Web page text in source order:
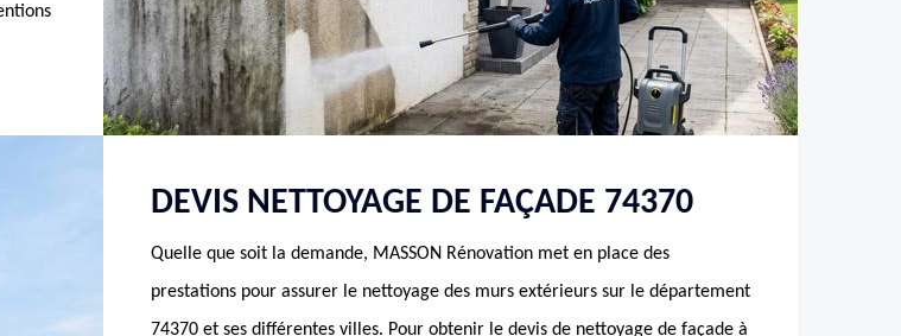
DEVIS NETTOYAGE DE FAÇADE 74370
Quelle que soit la demande, MASSON Rénovation met en place des
prestations pour assurer le nettoyage des murs extérieurs sur le département
74370 et ses différentes villes. Pour obtenir le devis de nettoyage de façade à